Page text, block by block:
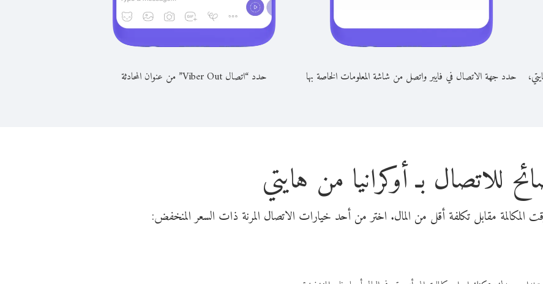
حدد جهة الاتصال في فايبر واتصل من شاشة المعلومات الخاصة بها حدد “اتصال Viber Out” من عنوان المحادثة
للاتصال بـ أوكرانيا من هايتي